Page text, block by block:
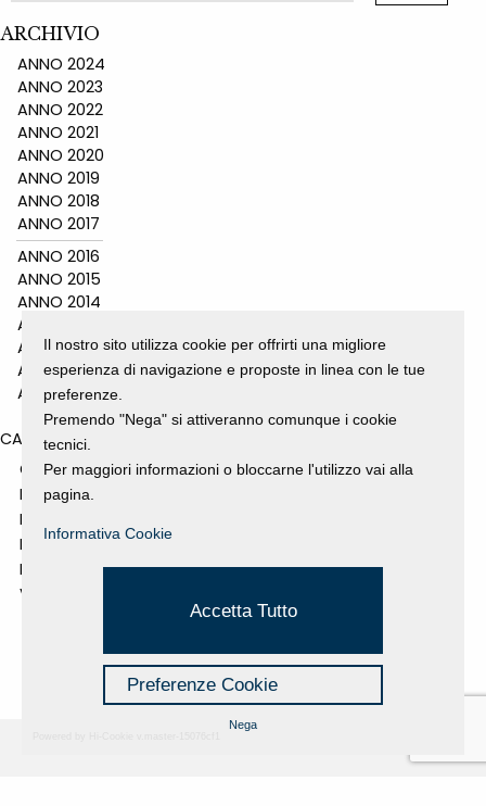
ARCHIVIO
ANNO 2024
ANNO 2023
ANNO 2022
ANNO 2021
ANNO 2020
ANNO 2019
ANNO 2018
ANNO 2017
ANNO 2016
ANNO 2015
ANNO 2014
ANNO 2011
ANNO 2010
ANNO 2009
ANNO 2008
CATEGORIES
GALLERY
MOSTRE E EVENTI
NEWS
PROGETTI SOSTENUTI
RASSEGNA STAMPA
VIDEO
Il nostro sito utilizza cookie per offrirti una migliore
esperienza di navigazione e proposte in linea con le tue
preferenze.
Premendo "Nega" si attiveranno comunque i cookie
tecnici.
Per maggiori informazioni o bloccarne l'utilizzo vai alla
pagina.
Informativa Cookie
Accetta Tutto
Preferenze Cookie
Nega